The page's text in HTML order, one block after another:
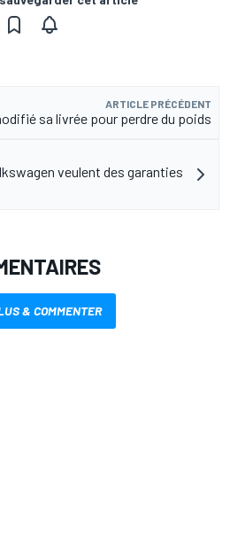
ARTICLE PRÉCÉDENT
sa livrée pour perdre du poids
veulent des garanties
& COMMENTER